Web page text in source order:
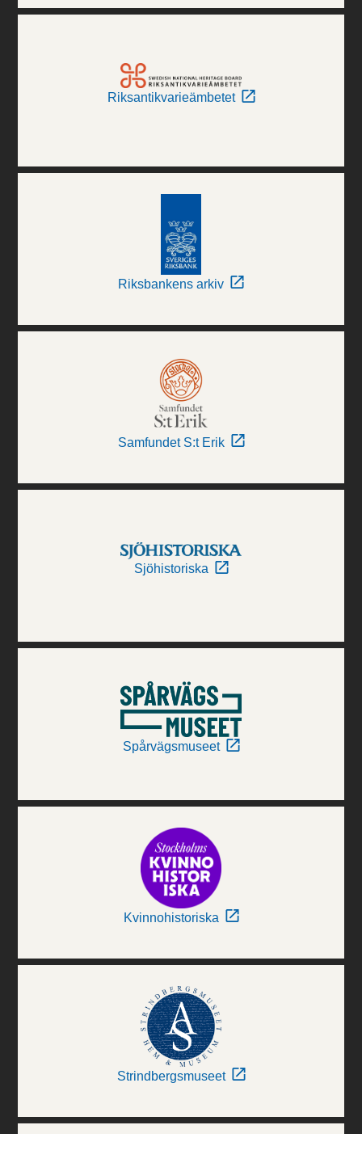
Riksantikvarieämbetet
Riksbankens arkiv
Samfundet S:t Erik
Sjöhistoriska
Spårvägsmuseet
Kvinnohistoriska
Strindbergsmuseet